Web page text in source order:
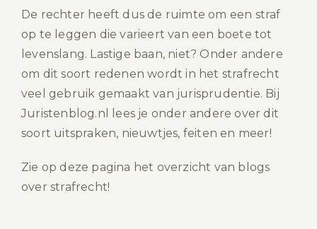
De rechter heeft dus de ruimte om een straf
op te leggen die varieert van een boete tot
levenslang. Lastige baan, niet? Onder andere
om dit soort redenen wordt in het strafrecht
veel gebruik gemaakt van jurisprudentie. Bij
Juristenblog.nl lees je onder andere over dit
soort uitspraken, nieuwtjes, feiten en meer!
Zie op deze pagina het overzicht van blogs
over strafrecht!